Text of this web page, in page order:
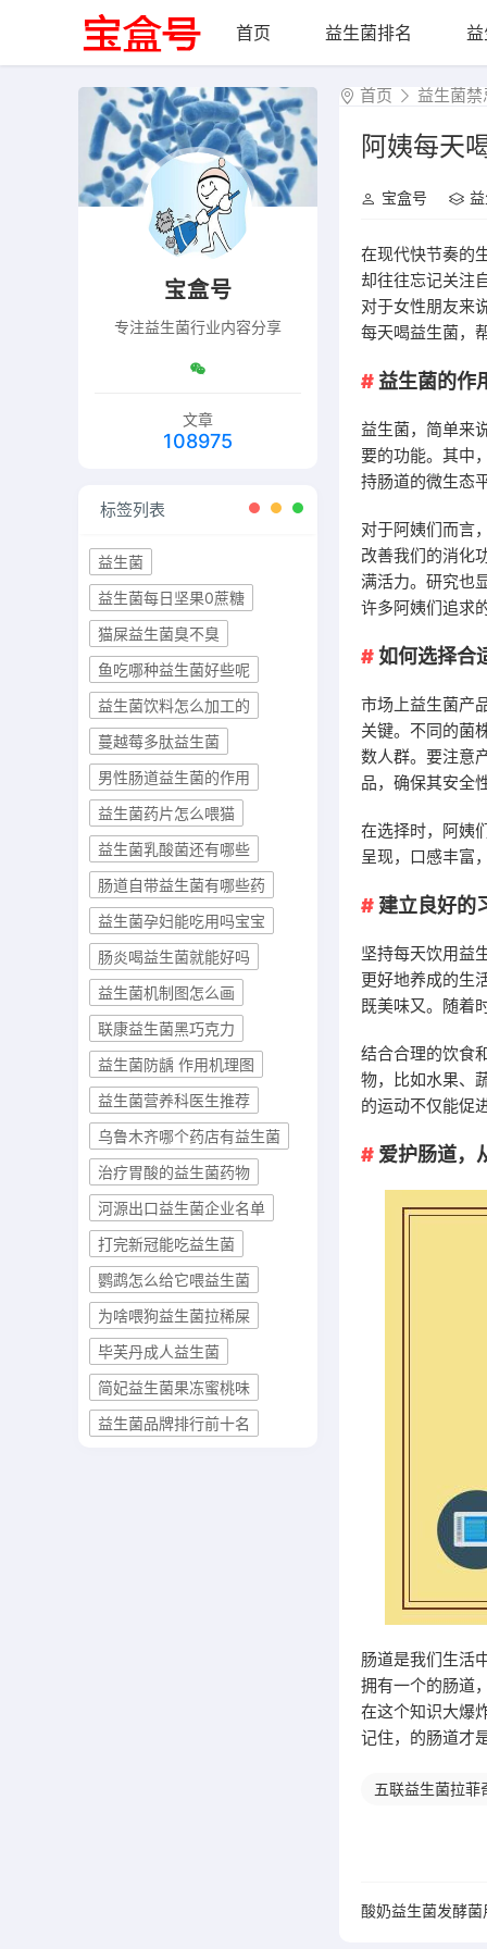
首页 益生菌排名
宝盒号
专注益生菌行业内容分享
文章
108975
标签列表
益生菌
益生菌每日坚果0蔗糖
猫屎益生菌臭不臭
鱼吃哪种益生菌好些呢
益生菌饮料怎么加工的
蔓越莓多肽益生菌
男性肠道益生菌的作用
益生菌药片怎么喂猫
益生菌乳酸菌还有哪些
肠道自带益生菌有哪些药
益生菌孕妇能吃用吗宝宝
肠炎喝益生菌就能好吗
益生菌机制图怎么画
联康益生菌黑巧克力
益生菌防龋 作用机理图
益生菌营养科医生推荐
乌鲁木齐哪个药店有益生菌
治疗胃酸的益生菌药物
河源出口益生菌企业名单
打完新冠能吃益生菌
鹦鹉怎么给它喂益生菌
为啥喂狗益生菌拉稀屎
毕芙丹成人益生菌
简妃益生菌果冻蜜桃味
益生菌品牌排行前十名
首页 益生菌禁
阿姨每天
宝盒号
在现代快节奏的
却往往忘记关注
对于女性朋友来
每天喝益生菌，
益生菌的作
益生菌，简单来
要的功能。其中
持肠道的微生态
对于阿姨们而言
改善我们的消化
满活力。研究也
许多阿姨们追求
如何选择合
市场上益生菌产
关键。不同的菌
数人群。要注意
品，确保其安全
在选择时，阿姨
呈现，口感丰富
建立良好的
坚持每天饮用益
更好地养成的生
既美味又。随着
结合合理的饮食
物，比如水果、
的运动不仅能促
爱护肠道，
肠道是我们生活
拥有一个的肠道
在这个知识大爆
记住，的肠道才
五联益生菌拉菲
酸奶益生菌发酵